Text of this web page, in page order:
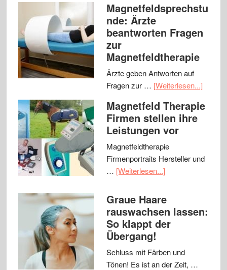
Magnetfeldsprechstu
nde: Ärzte
beantworten Fragen
zur
Magnetfeldtherapie
Ärzte geben Antworten auf
Fragen zur … [Weiterlesen...]
Magnetfeld Therapie
Firmen stellen ihre
Leistungen vor
Magnetfeldtherapie
Firmenportraits Hersteller und
… [Weiterlesen...]
Graue Haare
rauswachsen lassen:
So klappt der
Übergang!
Schluss mit Färben und
Tönen! Es ist an der Zeit, …